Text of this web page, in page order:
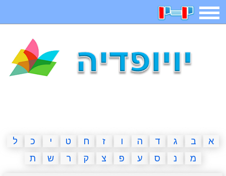
תפריט
איש תלוי מדריכים פוקימון גו מצא הבדלים
א ב ג ד ה ו ז ח ט י כ
ל
מ
נ ס ע פ צ ק ר ש ת